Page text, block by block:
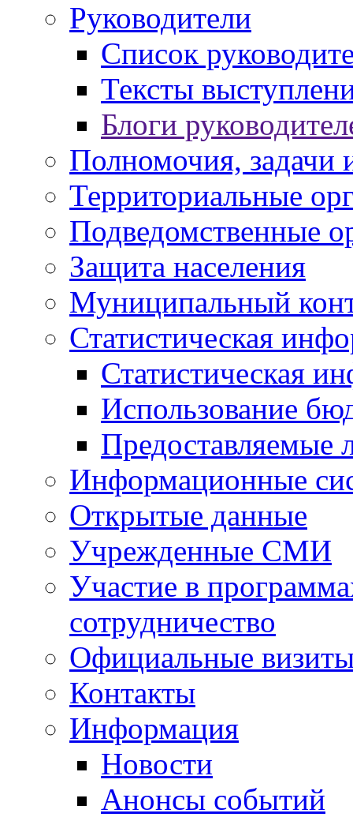
Руководители
Список
Тексты
Блоги
Полномочия, задачи
Территориальные
Подведомственные
Защита населения
Муниципальный
Статистическая
Статистическая
Использование
Предоставляемые
Информационные
Открытые данные
Учрежденные СМИ
Участие в
сотрудничество
Официальные
Контакты
Информация
Новости
Анонсы событий